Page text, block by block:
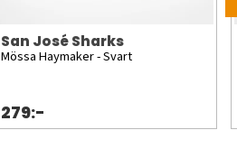
San José Sharks
Mössa Haymaker - Svart
279:-